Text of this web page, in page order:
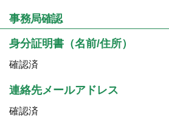
事務局確認
身分証明書（名前/住所）
確認済
連絡先メールアドレス
確認済